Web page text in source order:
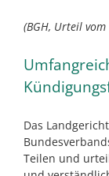
(BGH, Urteil
Das
Teilen und